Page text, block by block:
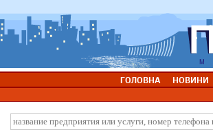
ГОЛОВНА НОВИНИ